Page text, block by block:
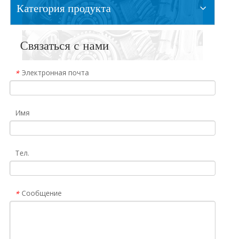
Категория продукта
Связаться с нами
* Электронная почта
Имя
Тел.
* Сообщение